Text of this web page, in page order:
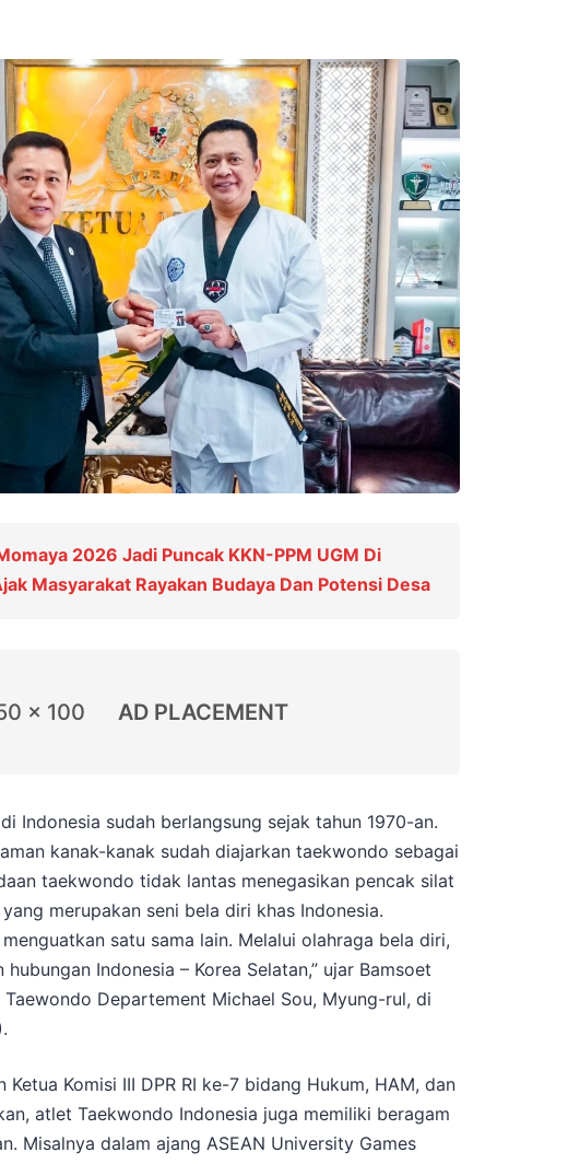
2026 Jadi Puncak KKN-PPM UGM Di
Masyarakat Rayakan Budaya Dan Potensi Desa
x 100 AD PLACEMENT
Indonesia sudah berlangsung sejak tahun 1970-an.
kanak-kanak sudah diajarkan taekwondo sebagai
taekwondo tidak lantas menegasikan pencak silat
merupakan seni bela diri khas Indonesia.
satu sama lain. Melalui olahraga bela diri,
Indonesia – Korea Selatan,” ujar Bamsoet
Departement Michael Sou, Myung-rul, di
Ketua Komisi III DPR RI ke-7 bidang Hukum, HAM, dan
atlet Taekwondo Indonesia juga memiliki beragam
Misalnya dalam ajang ASEAN University Games